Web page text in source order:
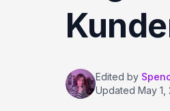
Edited by
Updated May 1,